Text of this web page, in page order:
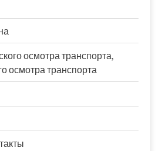
осмотра транспорта,
осмотра транспорта